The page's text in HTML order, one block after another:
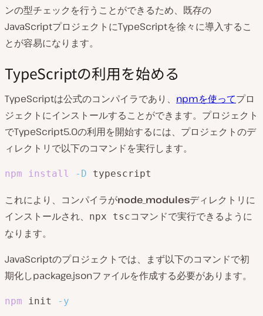
ンの型チェックを行うことができるため、既存の
JavaScriptプロジェクトにTypeScriptを徐々に導入するこ
とが容易になります。
TypeScriptの利用を始める
TypeScriptは公式のコンパイラであり、 npmを使ってプロ
ジェクトにインストールすることができます。プロジェクト
でTypeScript5.0の利用を開始するには、プロジェクトのデ
ィレクトリで以下のコマンドを実行します。
npm install -D typescript
これにより、コンパイラがnode_modulesディレクトリに
インストールされ、
npx tscコマンドで実行できるように
なります。
JavaScriptのプロジェクトでは、まず以下のコマンドで初
期化しpackage.jsonファイルを作成する必要があります。
npm init -y